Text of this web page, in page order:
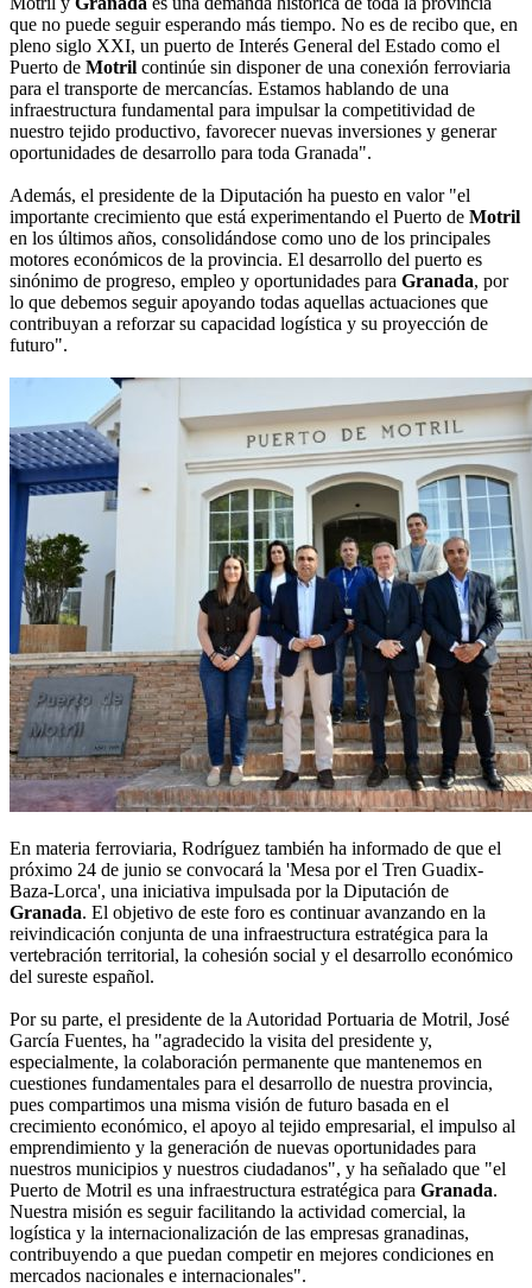
que no puede seguir esperando más tiempo. No es de recibo que, en
pleno siglo XXI, un puerto de Interés General del Estado como el
Puerto de Motril continúe sin disponer de una conexión ferroviaria
para el transporte de mercancías. Estamos hablando de una
infraestructura fundamental para impulsar la competitividad de
nuestro tejido productivo, favorecer nuevas inversiones y generar
oportunidades de desarrollo para toda Granada".
Además, el presidente de la Diputación ha puesto en valor "el
importante crecimiento que está experimentando el Puerto de Motril
en los últimos años, consolidándose como uno de los principales
motores económicos de la provincia. El desarrollo del puerto es
sinónimo de progreso, empleo y oportunidades para Granada, por
lo que debemos seguir apoyando todas aquellas actuaciones que
contribuyan a reforzar su capacidad logística y su proyección de
futuro".
En materia ferroviaria, Rodríguez también ha informado de que el
próximo 24 de junio se convocará la 'Mesa por el Tren Guadix-
Baza-Lorca', una iniciativa impulsada por la Diputación de
Granada. El objetivo de este foro es continuar avanzando en la
reivindicación conjunta de una infraestructura estratégica para la
vertebración territorial, la cohesión social y el desarrollo económico
del sureste español.
Por su parte, el presidente de la Autoridad Portuaria de Motril, José
García Fuentes, ha "agradecido la visita del presidente y,
especialmente, la colaboración permanente que mantenemos en
cuestiones fundamentales para el desarrollo de nuestra provincia,
pues compartimos una misma visión de futuro basada en el
crecimiento económico, el apoyo al tejido empresarial, el impulso al
emprendimiento y la generación de nuevas oportunidades para
nuestros municipios y nuestros ciudadanos", y ha señalado que "el
Puerto de Motril es una infraestructura estratégica para Granada.
Nuestra misión es seguir facilitando la actividad comercial, la
logística y la internacionalización de las empresas granadinas,
contribuyendo a que puedan competir en mejores condiciones en
mercados nacionales e internacionales".